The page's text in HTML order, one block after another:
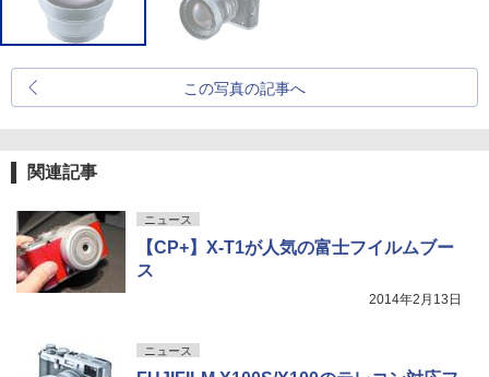
この写真の記事へ
関連記事
ニュース
【CP+】X-T1が人気の富士フイルムブー
ス
2014年2月13日
ニュース